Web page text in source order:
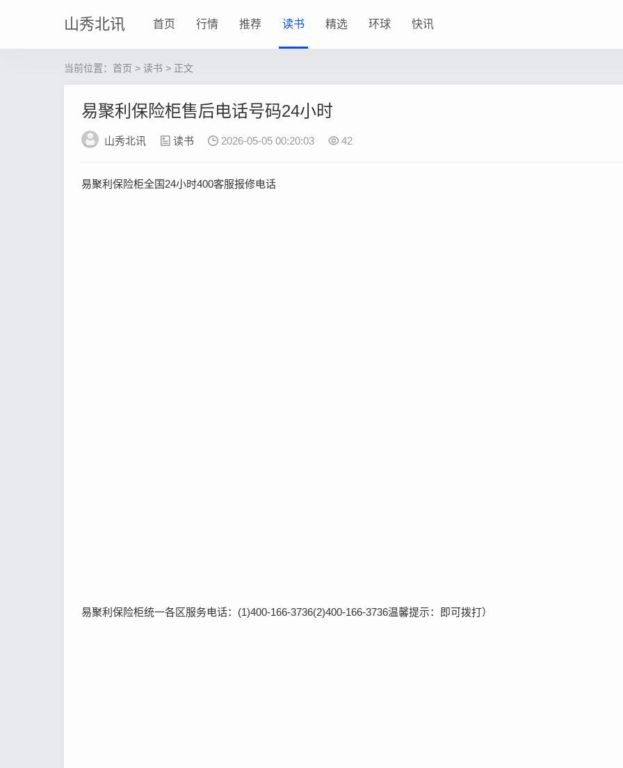
山秀北讯 首页 行情 推荐 读书 精选 环球 快讯
当前位置： 首页 > 读书 > 正文
易聚利保险柜售后电话号码24小时
山秀北讯 读书 2026-05-05 00:20:03 42
易聚利保险柜全国24小时400客服报修电话
易聚利保险柜统一各区服务电话：(1)400-166-3736(2)400-166-3736温馨提示：即可拨打）